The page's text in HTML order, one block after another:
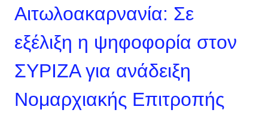
Αιτωλοακαρνανία: Σε
εξέλιξη η ψηφοφορία στον
ΣΥΡΙΖΑ για ανάδειξη
Νομαρχιακής Επιτροπής